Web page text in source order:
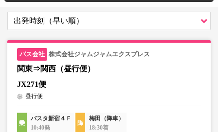
株式会社ジャムジャムエクスプレス
関東⇒関西（昼行便）
JX271便
昼行便
バスタ新宿４Ｆ
10:40発
梅田（降車）
18:30着